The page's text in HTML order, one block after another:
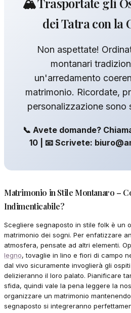
dei Tatra con la
Non aspettate!
montanari
un'arredamento
matrimonio. Ricordate,
personalizzazione sono
📞 Avete domande?
10 | 📧 Scrivete:
Matrimonio in Stile Montanaro –
Indimenticabile?
Scegliere segnaposto in stile folk è un
matrimonio dei sogni. Per enfatizzare
atmosfera, pensate ad altri elementi.
legno, tovaglie in lino e fiori di campo
dal vivo sicuramente invoglierà gli
delizieranno il loro palato. Pianificare
sfida, quindi vale la pena leggere la
organizzare un matrimonio
segnaposto si integreranno